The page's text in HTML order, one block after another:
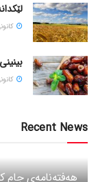
كانونی
كانونی
Recent News
هەفتەنامەی جام